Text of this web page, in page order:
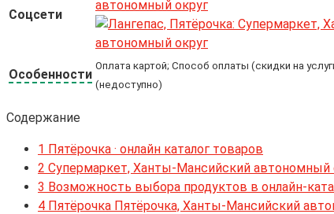
Соцсети
Особенности
Оплата картой; Способ оплаты (скидки на
(недоступно)
Содержание
1 Пятёрочка · онлайн каталог товаров
2 Супермаркет, Ханты-Мансийский автономный
3 Возможность выбора продуктов в онлайн-
4 Пятёрочка Пятёрочка, Ханты-Мансийский